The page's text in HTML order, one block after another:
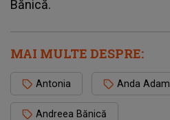
Bănică.
MAI MULTE DESPRE:
Antonia Anda Adam
Andreea Bănică